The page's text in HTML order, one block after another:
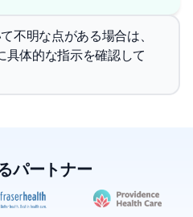
不明な点がある場合は、
具体的な指示を確認して
パートナー
✕